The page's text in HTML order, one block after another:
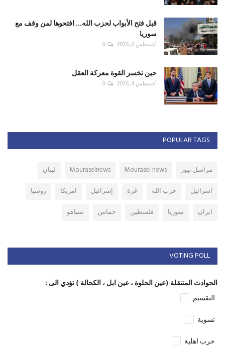
قبل فتح الأبواب لحزب الله... افتحوها لمن وقف مع
سوريا
أغسطس 6, 2026 0
حين تخسر القوة معركة العقل
أغسطس 4, 2026 0
POPULAR TAGS
مراسل نيوز Mourasel news
Mouraselnews
لبنان
اسرائيل
حزب الله غزة إسرائيل امريكا
روسيا
ايران
سوريا فلسطين حماس نتنياهو
VOTING POLL
الحوادث المتنقلة (عين الحلوة ، عين ابل ، الكحالة ) تؤدي الى :
التقسيم
تسوية
حرب اهلية